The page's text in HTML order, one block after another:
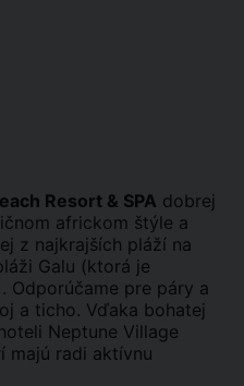
Resort & SPA dobrej
africkom štýle a
z najkrajších pláží na
Galu (ktorá je
Odporúčame pre páry a
a ticho. Vďaka bohatej
Neptune Village
majú radi aktívnu